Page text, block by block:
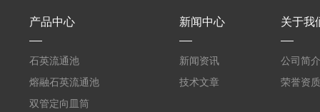
产品中心
石英流通池
熔融石英流通池
双管定向皿筒
新闻中心
新闻资讯
技术文章
关于我
公司简介
荣誉资质